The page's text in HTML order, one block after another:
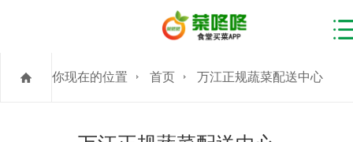
你现在的位置 首页 万江正规蔬菜配送中心